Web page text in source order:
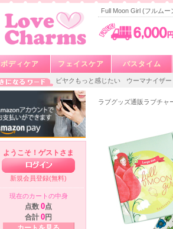
Full Moon Girl (フルム
ボディケア フェイスケア バスタイム
ビヤクもっと感じたい ウーマナイザー
ようこそ！ゲストさま
新規会員登録(無料)
現在のカートの中身
点数 0点
合計 0円
ラブグッズ通販ラブチャ